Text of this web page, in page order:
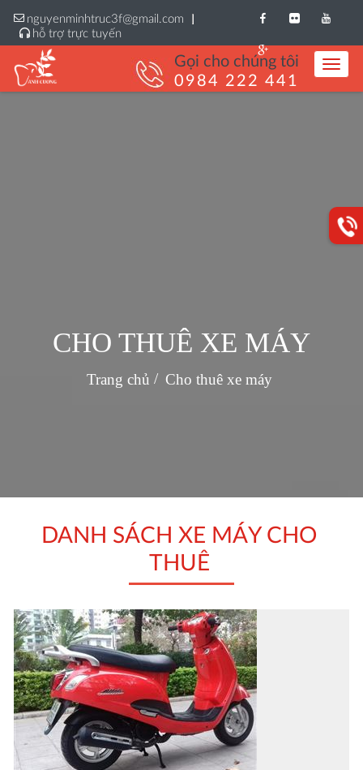
nguyenminhtruc3f@gmail.com
hỗ trợ trực tuyến
Toggle
Styles
Gọi cho chúng tôi
0984 222 441
CHO THUÊ XE MÁY
Trang chủ Cho thuê xe máy
DANH SÁCH XE MÁY CHO
THUÊ